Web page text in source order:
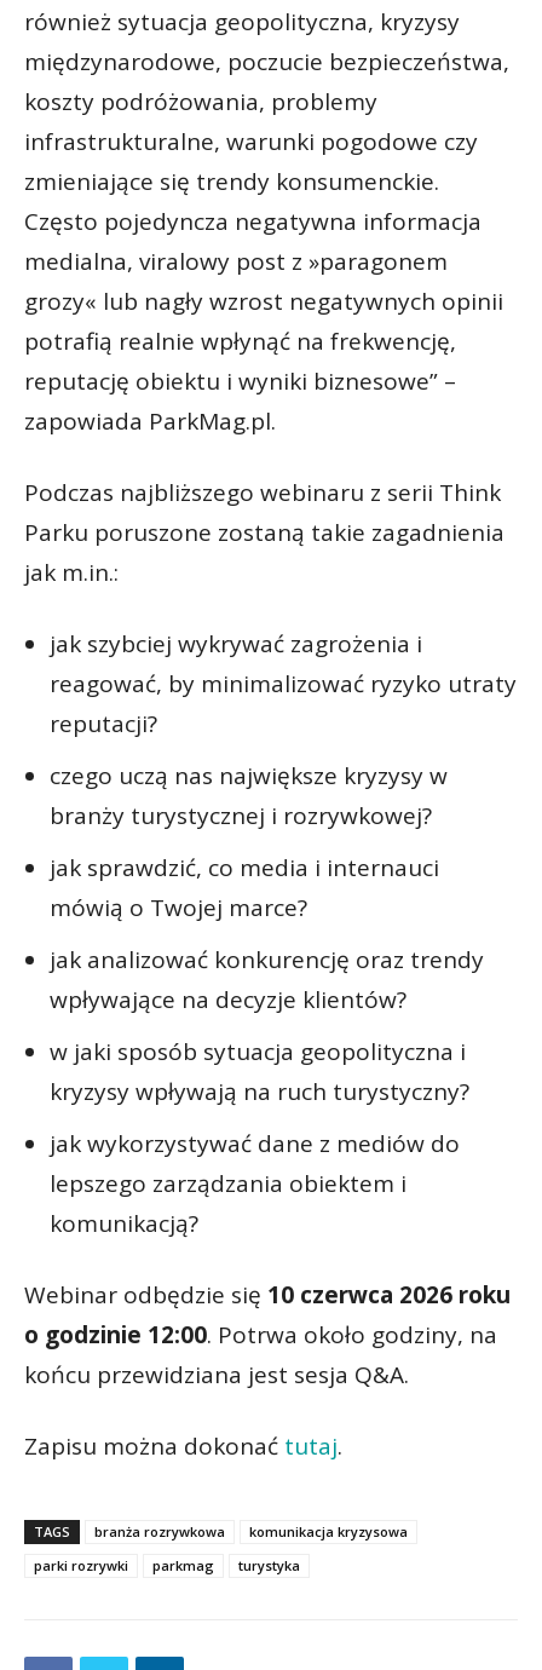
również sytuacja geopolityczna, kryzysy
międzynarodowe, poczucie bezpieczeństwa,
koszty podróżowania, problemy
infrastrukturalne, warunki pogodowe czy
zmieniające się trendy konsumenckie.
Często pojedyncza negatywna informacja
medialna, viralowy post z »paragonem
grozy« lub nagły wzrost negatywnych opinii
potrafią realnie wpłynąć na frekwencję,
reputację obiektu i wyniki biznesowe” –
zapowiada ParkMag.pl.
Podczas najbliższego webinaru z serii Think
Parku poruszone zostaną takie zagadnienia
jak m.in.:
jak szybciej wykrywać zagrożenia i
reagować, by minimalizować ryzyko utraty
reputacji?
czego uczą nas największe kryzysy w
branży turystycznej i rozrywkowej?
jak sprawdzić, co media i internauci
mówią o Twojej marce?
jak analizować konkurencję oraz trendy
wpływające na decyzje klientów?
w jaki sposób sytuacja geopolityczna i
kryzysy wpływają na ruch turystyczny?
jak wykorzystywać dane z mediów do
lepszego zarządzania obiektem i
komunikacją?
Webinar odbędzie się 10 czerwca 2026 roku
o godzinie 12:00. Potrwa około godziny, na
końcu przewidziana jest sesja Q&A.
Zapisu można dokonać tutaj.
TAGS branża rozrywkowa
komunikacja kryzysowa
parki rozrywki
parkmag turystyka